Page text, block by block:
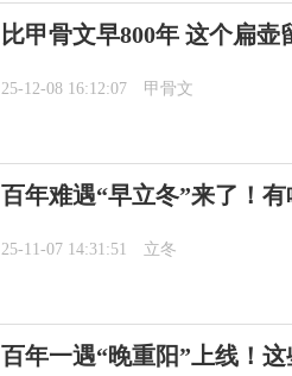
比甲骨文早800年 这个扁
25-12-08 16:12:07 甲骨文
百年难遇“早立冬”来了！有
25-11-07 14:31:51 立冬
百年一遇“晚重阳”上线！